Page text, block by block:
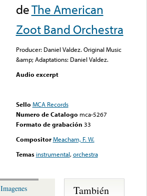
deThe American
Zoot Band Orchestra
Producer: Daniel Valdez. Original Music
&amp; Adaptations: Daniel Valdez.
Audio excerpt
Sello MCA Records
Numero de Catalogo mca-5267
Formato de grabación 33
Compositor Meacham, F. W.
Temas instrumental,orchestra
Imagenes
También